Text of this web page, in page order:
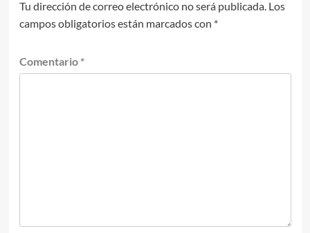
Tu dirección de correo electrónico no será publicada. Los
campos obligatorios están marcados con *
Comentario *